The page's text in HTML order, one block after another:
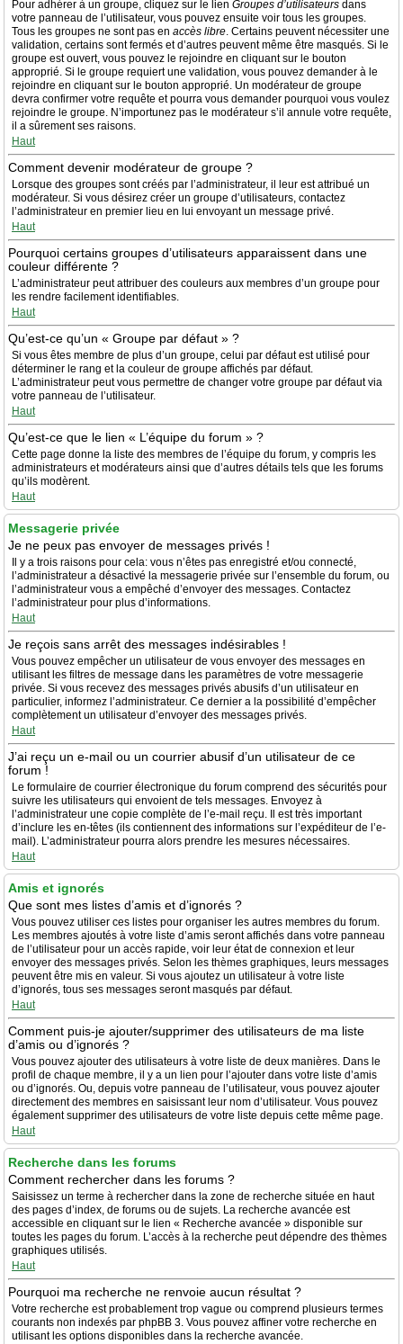
Pour adhérer à un groupe, cliquez sur le lien Groupes d’utilisateurs dans
votre panneau de l’utilisateur, vous pouvez ensuite voir tous les groupes.
Tous les groupes ne sont pas en accès libre. Certains peuvent nécessiter une
validation, certains sont fermés et d’autres peuvent même être masqués. Si le
groupe est ouvert, vous pouvez le rejoindre en cliquant sur le bouton
approprié. Si le groupe requiert une validation, vous pouvez demander à le
rejoindre en cliquant sur le bouton approprié. Un modérateur de groupe
devra confirmer votre requête et pourra vous demander pourquoi vous voulez
rejoindre le groupe. N’importunez pas le modérateur s’il annule votre requête,
il a sûrement ses raisons.
Haut
Comment devenir modérateur de groupe ?
Lorsque des groupes sont créés par l’administrateur, il leur est attribué un
modérateur. Si vous désirez créer un groupe d’utilisateurs, contactez
l’administrateur en premier lieu en lui envoyant un message privé.
Haut
Pourquoi certains groupes d’utilisateurs apparaissent dans une
couleur différente ?
L’administrateur peut attribuer des couleurs aux membres d’un groupe pour
les rendre facilement identifiables.
Haut
Qu’est-ce qu’un « Groupe par défaut » ?
Si vous êtes membre de plus d’un groupe, celui par défaut est utilisé pour
déterminer le rang et la couleur de groupe affichés par défaut.
L’administrateur peut vous permettre de changer votre groupe par défaut via
votre panneau de l’utilisateur.
Haut
Qu’est-ce que le lien « L’équipe du forum » ?
Cette page donne la liste des membres de l’équipe du forum, y compris les
administrateurs et modérateurs ainsi que d’autres détails tels que les forums
qu’ils modèrent.
Haut
Messagerie privée
Je ne peux pas envoyer de messages privés !
Il y a trois raisons pour cela: vous n’êtes pas enregistré et/ou connecté,
l’administrateur a désactivé la messagerie privée sur l’ensemble du forum, ou
l’administrateur vous a empêché d’envoyer des messages. Contactez
l’administrateur pour plus d’informations.
Haut
Je reçois sans arrêt des messages indésirables !
Vous pouvez empêcher un utilisateur de vous envoyer des messages en
utilisant les filtres de message dans les paramètres de votre messagerie
privée. Si vous recevez des messages privés abusifs d’un utilisateur en
particulier, informez l’administrateur. Ce dernier a la possibilité d’empêcher
complètement un utilisateur d’envoyer des messages privés.
Haut
J’ai reçu un e-mail ou un courrier abusif d’un utilisateur de ce
forum !
Le formulaire de courrier électronique du forum comprend des sécurités pour
suivre les utilisateurs qui envoient de tels messages. Envoyez à
l’administrateur une copie complète de l’e-mail reçu. Il est très important
d’inclure les en-têtes (ils contiennent des informations sur l’expéditeur de l’e-
mail). L’administrateur pourra alors prendre les mesures nécessaires.
Haut
Amis et ignorés
Que sont mes listes d’amis et d’ignorés ?
Vous pouvez utiliser ces listes pour organiser les autres membres du forum.
Les membres ajoutés à votre liste d’amis seront affichés dans votre panneau
de l’utilisateur pour un accès rapide, voir leur état de connexion et leur
envoyer des messages privés. Selon les thèmes graphiques, leurs messages
peuvent être mis en valeur. Si vous ajoutez un utilisateur à votre liste
d’ignorés, tous ses messages seront masqués par défaut.
Haut
Comment puis-je ajouter/supprimer des utilisateurs de ma liste
d’amis ou d’ignorés ?
Vous pouvez ajouter des utilisateurs à votre liste de deux manières. Dans le
profil de chaque membre, il y a un lien pour l’ajouter dans votre liste d’amis
ou d’ignorés. Ou, depuis votre panneau de l’utilisateur, vous pouvez ajouter
directement des membres en saisissant leur nom d’utilisateur. Vous pouvez
également supprimer des utilisateurs de votre liste depuis cette même page.
Haut
Recherche dans les forums
Comment rechercher dans les forums ?
Saisissez un terme à rechercher dans la zone de recherche située en haut
des pages d’index, de forums ou de sujets. La recherche avancée est
accessible en cliquant sur le lien « Recherche avancée » disponible sur
toutes les pages du forum. L’accès à la recherche peut dépendre des thèmes
graphiques utilisés.
Haut
Pourquoi ma recherche ne renvoie aucun résultat ?
Votre recherche est probablement trop vague ou comprend plusieurs termes
courants non indexés par phpBB 3. Vous pouvez affiner votre recherche en
utilisant les options disponibles dans la recherche avancée.